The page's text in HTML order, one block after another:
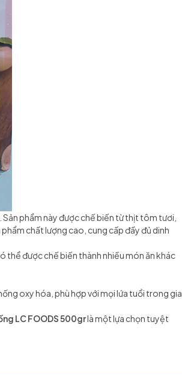
phẩm này được chế biến từ thịt tôm tươi,
chất lượng cao, cung cấp đầy đủ dinh
thể được chế biến thành nhiều món ăn khác
oxy hóa, phù hợp với mọi lứa tuổi trong gia
LC FOODS 500grlà một lựa chọn tuyệt